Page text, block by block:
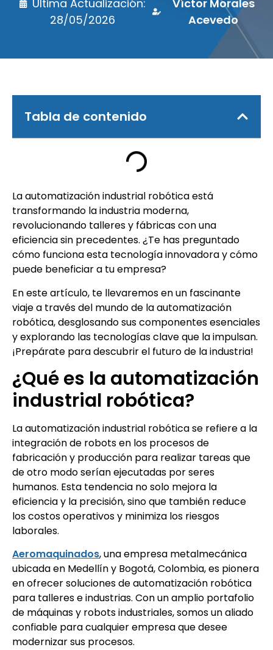
Última Actualización:
28/05/2026
Víctor Morales
Acevedo
Tabla de contenido
La automatización industrial robótica está
transformando la industria moderna,
revolucionando talleres y fábricas con una
eficiencia sin precedentes. ¿Te has preguntado
cómo funciona esta tecnología innovadora y cómo
puede beneficiar a tu empresa?
En este artículo, te llevaremos en un fascinante
viaje a través del mundo de la automatización
robótica, desglosando sus componentes esenciales
y explorando las tecnologías clave que la impulsan.
¡Prepárate para descubrir el futuro de la industria!
¿Qué es la automatización
industrial robótica?
La automatización industrial robótica se refiere a la
integración de robots en los procesos de
fabricación y producción para realizar tareas que
de otro modo serían ejecutadas por seres
humanos. Esta tendencia no solo mejora la
eficiencia y la precisión, sino que también reduce
los costos operativos y minimiza los riesgos
laborales.
Aeromaquinados, una empresa metalmecánica
ubicada en Medellín y Bogotá, Colombia, es pionera
en ofrecer soluciones de automatización robótica
para talleres e industrias. Con un amplio portafolio
de máquinas y robots industriales, somos un aliado
confiable para cualquier empresa que desee
modernizar sus procesos.